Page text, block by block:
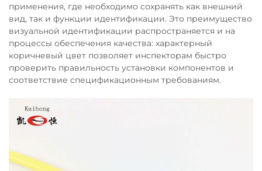
применения, где необходимо сохранять как внешний
вид, так и функции идентификации. Это преимущество
визуальной идентификации распространяется и на
процессы обеспечения качества: характерный
коричневый цвет позволяет инспекторам быстро
проверить правильность установки компонентов и
соответствие спецификационным требованиям.